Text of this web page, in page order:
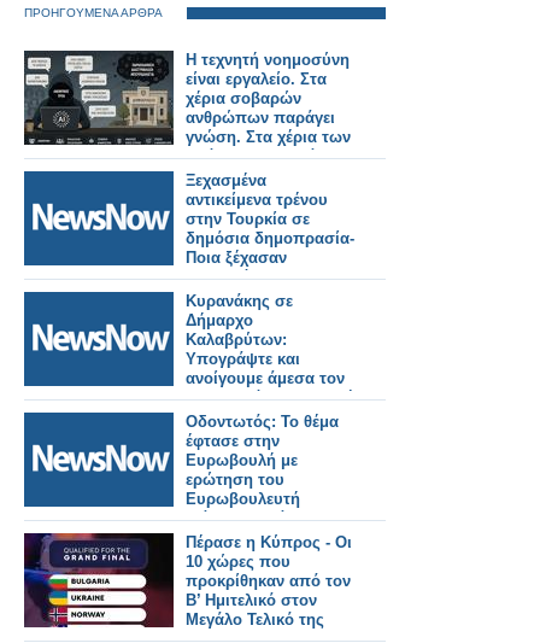
ΠΡΟΗΓΟΥΜΕΝΑ ΑΡΘΡΑ
Η τεχνητή νοημοσύνη
είναι εργαλείο. Στα
χέρια σοβαρών
ανθρώπων παράγει
γνώση. Στα χέρια των
ασόβαρων, παράγει
απλώς γυαλισμένη
ανοησία.
Ξεχασμένα
αντικείμενα τρένου
στην Τουρκία σε
δημόσια δημοπρασία-
Ποια ξέχασαν
περισσότερο οι
επιβάτες.
Κυρανάκης σε
Δήμαρχο
Καλαβρύτων:
Υπογράψτε και
ανοίγουμε άμεσα τον
Οδοντωτό – Επιστολή
στο ΤΕΕ που
καθυστερεί τη μελέτη.
Οδοντωτός: Το θέμα
έφτασε στην
Ευρωβουλή με
ερώτηση του
Ευρωβουλευτή
Γιάννη Μανιάτη.
Πέρασε η Κύπρος - Οι
10 χώρες που
προκρίθηκαν από τον
Β’ Ημιτελικό στον
Μεγάλο Τελικό της
Eurovision 2026!